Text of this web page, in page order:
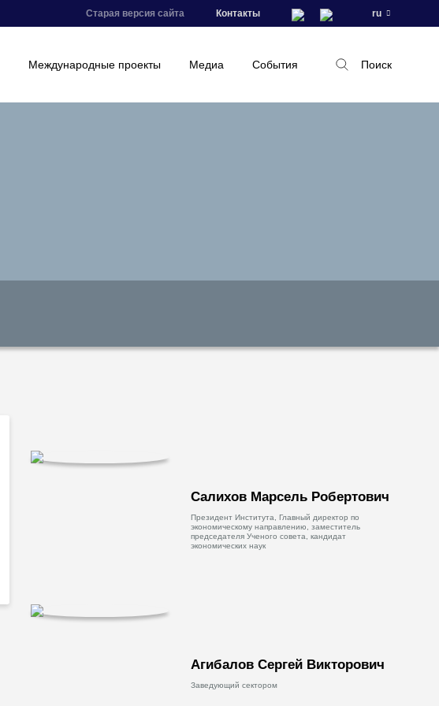
Старая версия сайта Контакты ru
Международные проекты Медиа События Поиск
Салихов Марсель Робертович
Президент Института, Главный директор по
экономическому направлению, заместитель
председателя Ученого совета, кандидат
экономических наук
Агибалов Сергей Викторович
Заведующий сектором